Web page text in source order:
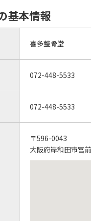
基本情報
喜多整骨堂
072-448-5533
072-448-5533
〒596-0043
大阪府岸和田市宮